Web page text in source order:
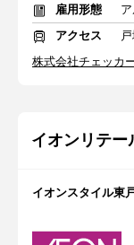
雇用形態
アクセス
株式会社チェッカ
イオンリテー
イオンスタイル東